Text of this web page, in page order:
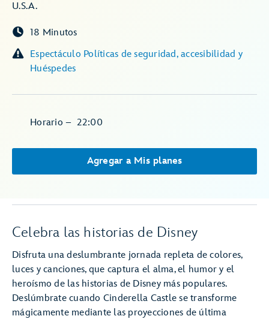
U.S.A.
18 Minutos
Espectáculo Políticas de seguridad, accesibilidad y
Huéspedes
Horario – 22:00
Agregar a Mis planes
Celebra las historias de Disney
Disfruta una deslumbrante jornada repleta de colores,
luces y canciones, que captura el alma, el humor y el
heroísmo de las historias de Disney más populares.
Deslúmbrate cuando Cinderella Castle se transforme
mágicamente mediante las proyecciones de última